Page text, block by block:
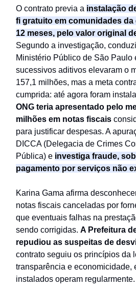
O contrato previa a instalação
fi gratuito em comunidades da
12 meses, pelo valor original
Segundo a investigação,
Ministério Público de São Paulo
sucessivos aditivos elevaram o
157,1 milhões, mas a meta
cumprida: até agora foram
ONG teria apresentado pelo
milhões em notas fiscais
para justificar despesas. A
DICCA (Delegacia de Crimes
Pública) e investiga fraude,
pagamento por serviços não
Karina Gama afirma
notas fiscais canceladas por
que eventuais falhas na
sendo corrigidas. A Prefeitura
repudiou as suspeitas de
contrato seguiu os princípios da
transparência e economicidade,
instalados operam regularmente.